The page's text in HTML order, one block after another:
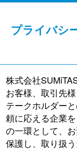
プライバシ
株式会社
お客様、取引先
テークホルダー
頼に応える企業
の一環として、
保護し、取り扱